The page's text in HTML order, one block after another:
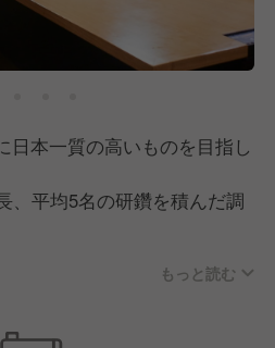
日本一質の高いものを目指し
、平均5名の研鑽を積んだ調
もっと読む